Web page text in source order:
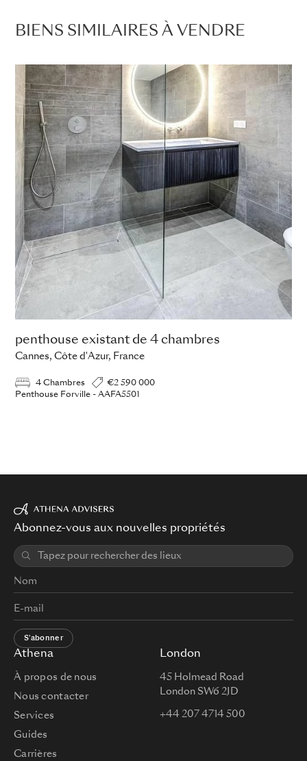
BIENS SIMILAIRES À VENDRE
penthouse existant de 4 chambres
Cannes, Côte d'Azur, France
4 Chambres
€2 590 000
Penthouse Forville - AAFA5501
Athena
À propos de nous
Nous contacter
Services
Guides
Carrières
London
45 Holmead Road
London SW6 2JD
+44 207 4714 500
Abonnez-vous aux nouvelles propriétés
S'abonner